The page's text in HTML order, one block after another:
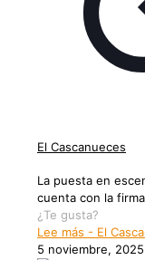
El Cascanueces
La puesta en
cuenta con la
¿Te gusta?
Lee más - El
5 noviembre, 2025